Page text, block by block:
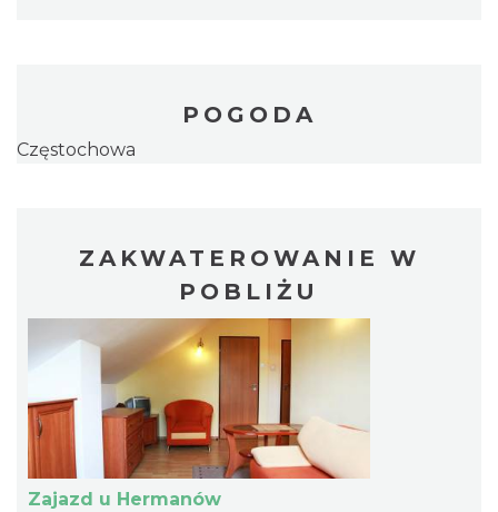
POGODA
Częstochowa
ZAKWATEROWANIE W
POBLIŻU
Zajazd u Hermanów